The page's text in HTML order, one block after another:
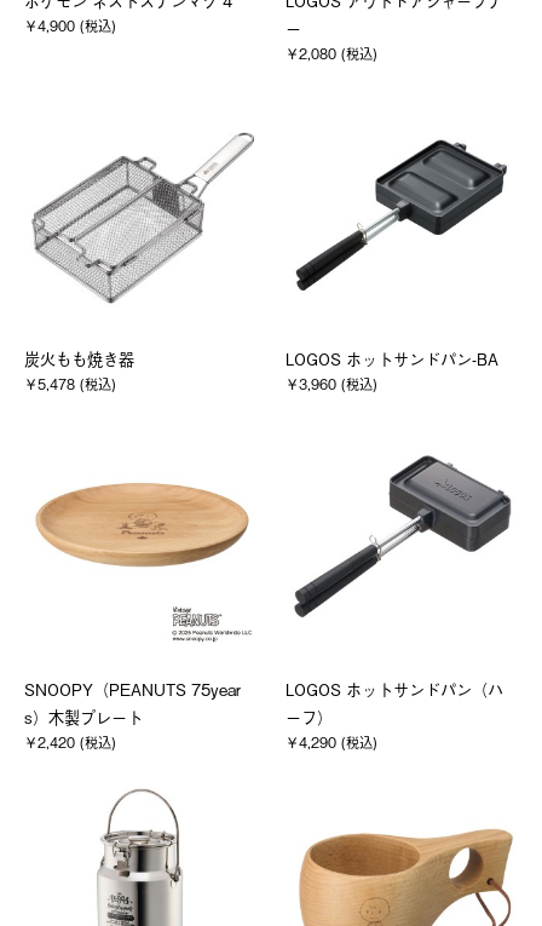
￥4,900 (税込)
ー
￥2,080 (税込)
炭火もも焼き器
￥5,478 (税込)
LOGOS ホットサンドパン-BA
￥3,960 (税込)
SNOOPY（PEANUTS 75year
s）木製プレート
￥2,420 (税込)
LOGOS ホットサンドパン（ハ
ーフ）
￥4,290 (税込)